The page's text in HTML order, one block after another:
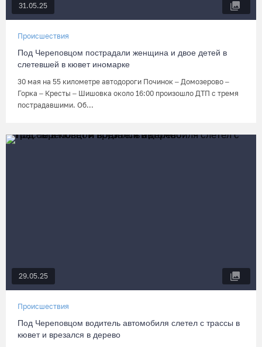
31.05.25
Происшествия
Под Череповцом пострадали женщина и двое детей в
слетевшей в кювет иномарке
30 мая на 55 километре автодороги Починок – Домозерово –
Горка – Кресты – Шишовка около 16:00 произошло ДТП с тремя
пострадавшими. Об...
29.05.25
Происшествия
Под Череповцом водитель автомобиля слетел с трассы в
кювет и врезался в дерево